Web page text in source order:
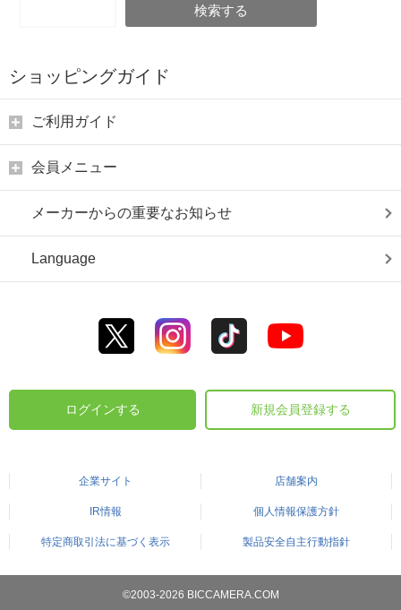
検索する
ショッピングガイド
ご利用ガイド
会員メニュー
メーカーからの重要なお知らせ
Language
ログインする 新規会員登録する
企業サイト 店舗案内
IR情報 個人情報保護方針
特定商取引法に基づく表示 製品安全自主行動指針
©2003-2026 BICCAMERA.COM